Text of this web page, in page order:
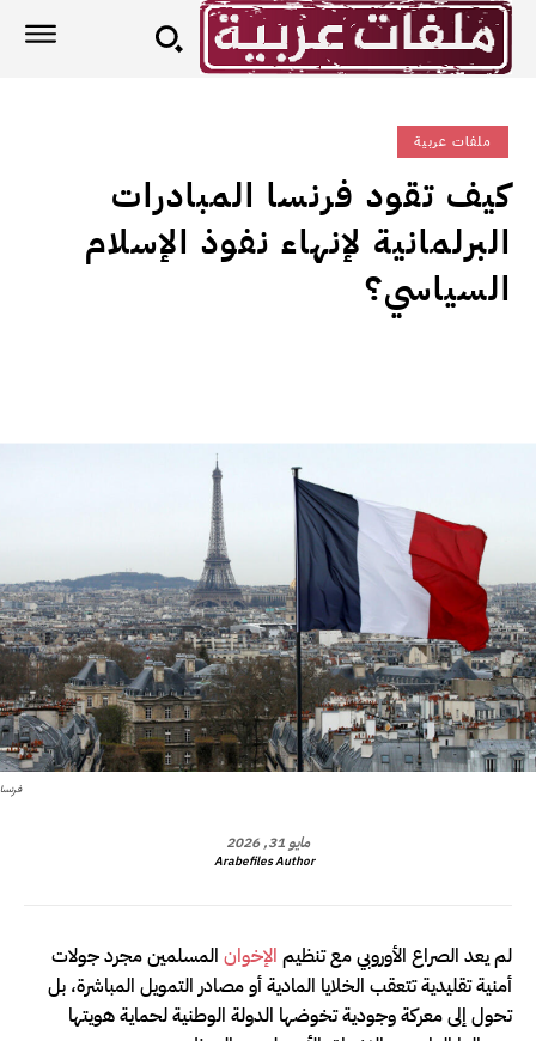
ملفات عربية
كيف تقود فرنسا المبادرات
البرلمانية لإنهاء نفوذ الإسلام
السياسي؟
فرنسا
مايو 31, 2026
Arabefiles Author
لم يعد الصراع الأوروبي مع تنظيم الإخوان المسلمين مجرد جولات
أمنية تقليدية تتعقب الخلايا المادية أو مصادر التمويل المباشرة، بل
تحول إلى معركة وجودية تخوضها الدولة الوطنية لحماية هويتها